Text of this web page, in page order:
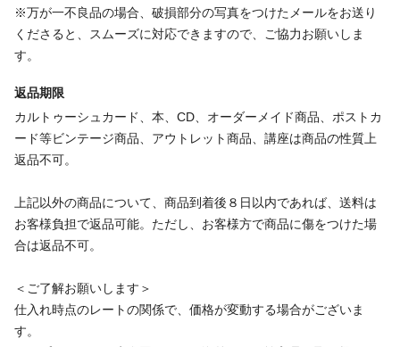
※万が一不良品の場合、破損部分の写真をつけたメールをお送り
くださると、スムーズに対応できますので、ご協力お願いしま
す。
返品期限
カルトゥーシュカード、本、CD、オーダーメイド商品、ポストカ
ード等ビンテージ商品、アウトレット商品、講座は商品の性質上
返品不可。
上記以外の商品について、商品到着後８日以内であれば、送料は
お客様負担で返品可能。ただし、お客様方で商品に傷をつけた場
合は返品不可。
＜ご了解お願いします＞
仕入れ時点のレートの関係で、価格が変動する場合がございま
す。